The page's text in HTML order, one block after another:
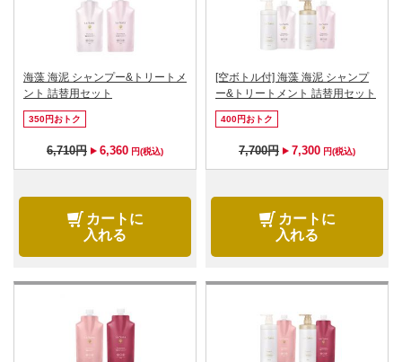
海藻 海泥 シャンプー&トリートメ
ント 詰替用セット
350円おトク
6,710円 6,360 円(税込)
カートに
入れる
[空ボトル付] 海藻 海泥 シャンプ
ー&トリートメント 詰替用セット
400円おトク
7,700円 7,300 円(税込)
カートに
入れる